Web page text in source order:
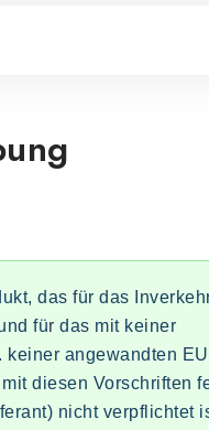
das für das
für das mit keiner
keiner angewandten
diesen Vorschriften
nicht verpflichtet